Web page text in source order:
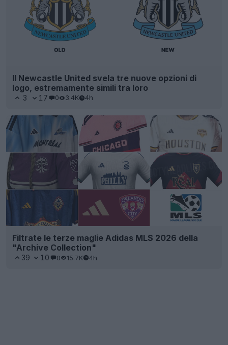
Il Newcastle United svela tre nuove opzioni di
logo, estremamente simili tra loro
3 17 0 3.4K 4h
Filtrate le terze maglie Adidas MLS 2026 della
"Archive Collection"
39 10 0 15.7K 4h